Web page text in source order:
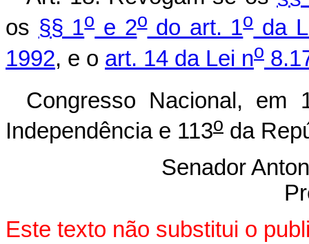
os §§ 1oe 2odo art. 1oda
1992, e o art. 14 da Lei no
Congresso Nacional,
Independência e 113o da
Senador
Este texto não substitui o